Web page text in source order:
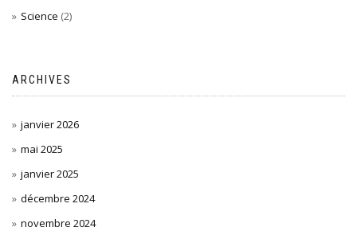
Science (2)
ARCHIVES
janvier 2026
mai 2025
janvier 2025
décembre 2024
novembre 2024